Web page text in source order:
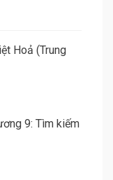
Hoả (Trung
9: Tìm kiếm